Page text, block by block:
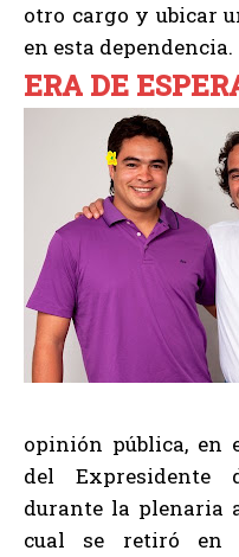
otro cargo y ubicar
en esta dependencia.
ERA DE
opinión pública, en
del Expresidente
durante la plenaria
cual se retiró en